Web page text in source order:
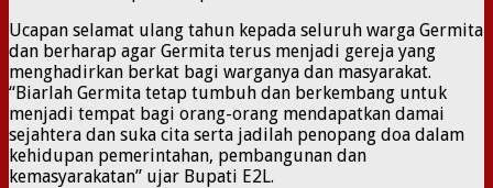
Ucapan selamat ulang tahun kepada seluruh warga Germita
dan berharap agar Germita terus menjadi gereja yang
menghadirkan berkat bagi warganya dan masyarakat.
“Biarlah Germita tetap tumbuh dan berkembang untuk
menjadi tempat bagi orang-orang mendapatkan damai
sejahtera dan suka cita serta jadilah penopang doa dalam
kehidupan pemerintahan, pembangunan dan
kemasyarakatan” ujar Bupati E2L.